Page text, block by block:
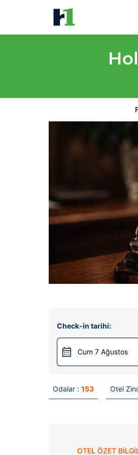
Holiday Inn
Fiyatlar
Check-in tarihi:
Cum 7 Ağustos
Odalar : 153 Otel
OTEL ÖZET